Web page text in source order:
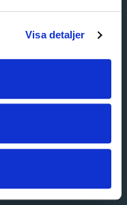
Visa detaljer